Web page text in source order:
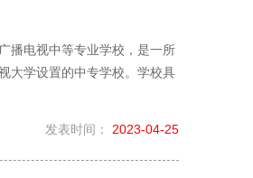
播电视中等专业学校，是一所
大学设置的中专学校。学校具
发表时间： 2023-04-25